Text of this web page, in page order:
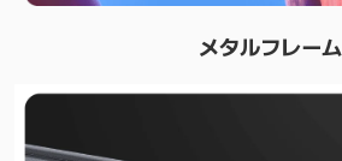
メタルフレーム